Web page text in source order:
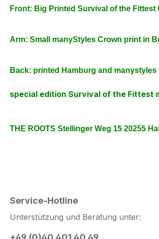
Front: Big Printed Survival of the Fittest
Arm: Small manyStyles Crown print in
Back: printed Hamburg and manystyles
special edition Survival of the Fittest
THE ROOTS Stellinger Weg 15 20255
Service-Hotline
Unterstützung und Beratung unter: